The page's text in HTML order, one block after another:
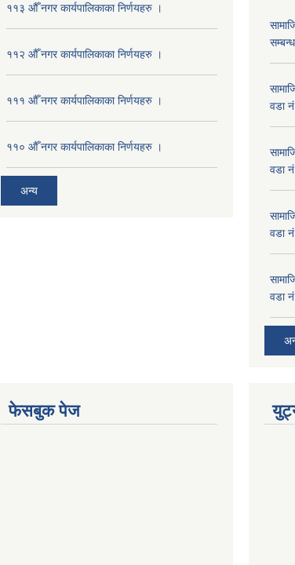
११३ औँ नगर कार्यपालिकाका निर्णयहरु ।
११२ औँ नगर कार्यपालिकाका निर्णयहरु ।
१११ औँ नगर कार्यपालिकाका निर्णयहरु ।
११० औँ नगर कार्यपालिकाका निर्णयहरु ।
अन्य
वडा
वडा
वडा
वडा
फेसबुक पेज